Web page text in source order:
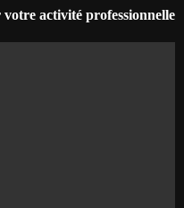
activité professionnelle